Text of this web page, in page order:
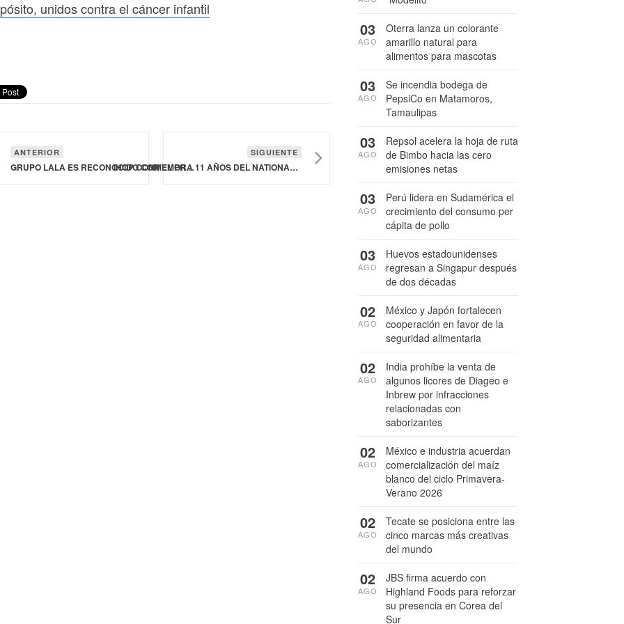
unidos contra el cáncer infantil
ANTERIOR
GRUPO LALA ES RECONOCIDO CON EL PREMIO BOSQUE URBANO POR BIO PAPEL
SIGUIENTE
IHOP CONMEMORA 11 AÑOS DEL NATIONAL PANCAKE DAY CON PROPÓSITO, UNIDOS CONTRA EL CÁNCER INFANTIL
Oterra lanza un colorante
amarillo natural para
alimentos para mascotas
03
AGO
Se incendia bodega de
PepsiCo en Matamoros,
Tamaulipas
03
AGO
Repsol acelera la hoja de ruta
de Bimbo hacia las cero
emisiones netas
03
AGO
Perú lidera en Sudamérica el
crecimiento del consumo per
cápita de pollo
03
AGO
Huevos estadounidenses
regresan a Singapur después
de dos décadas
03
AGO
México y Japón fortalecen
cooperación en favor de la
seguridad alimentaria
02
AGO
India prohíbe la venta de
algunos licores de Diageo e
Inbrew por infracciones
relacionadas con
saborizantes
02
AGO
México e industria acuerdan
comercialización del maíz
blanco del ciclo Primavera-
Verano 2026
02
AGO
Tecate se posiciona entre las
cinco marcas más creativas
del mundo
02
AGO
JBS firma acuerdo con
Highland Foods para reforzar
su presencia en Corea del
Sur
02
AGO